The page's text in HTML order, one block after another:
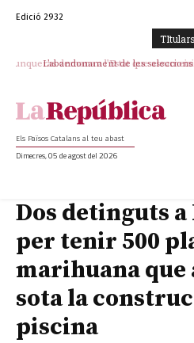
Edició 2932
TItulars
L’abandonament de les seleccions
Els Països Catalans al teu abast
Dimecres, 05 de agost del 2026
Dos detinguts a
per tenir 500
marihuana que
sota la
piscina